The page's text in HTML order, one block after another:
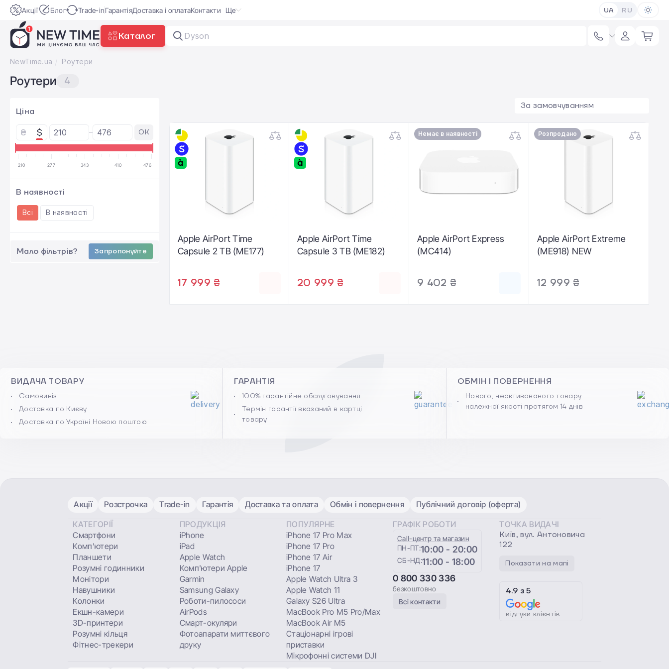
Акції Блог Trade-inГарантіяДоставка і оплатаКонтакти Ще UA RU
Каталог Dyson Airwra
NewTime.ua Роутери
Роутери 4
Ціна
₴ $ OK
210 277 343 410 476
В наявності
Всі В наявності
Мало фільтрів? Запропонуйте
За замовчуванням
Apple AirPort Time
Capsule 2 TB (ME177)
17 999 ₴
Apple AirPort Time
Capsule 3 TB (ME182)
20 999 ₴
Немає в наявності
Apple AirPort Express
(MC414)
9 402 ₴
Розпродано
Apple AirPort Extreme
(ME918) NEW
12 999 ₴
ВИДАЧА ТОВАРУ
Самовивіз
Доставка по Києву
Доставка по Україні Новою поштою
ГАРАНТІЯ
100% гарантійне обслуговування
Термін гарантії вказаний в картці
товару
ОБМІН І ПОВЕРНЕННЯ
Нового, неактивованого товару
належної якості протягом 14 днів
Акції Розстрочка Trade-in Гарантія Доставка та оплата Обмін і повернення Публічний договір (оферта)
КАТЕГОРІЇ
Смартфони
Комп'ютери
Планшети
Розумні годинники
Монітори
Навушники
Колонки
Екшн-камери
3D-принтери
Розумні кільця
Фітнес-трекери
ПРОДУКЦІЯ
iPhone
iPad
Apple Watch
Комп'ютери Apple
Garmin
Samsung Galaxy
Роботи-пилососи
AirPods
Смарт-окуляри
Фотоапарати миттєвого
друку
ПОПУЛЯРНЕ
iPhone 17 Pro Max
iPhone 17 Pro
iPhone 17 Air
iPhone 17
Apple Watch Ultra 3
Apple Watch 11
Galaxy S26 Ultra
MacBook Pro M5 Pro/Max
MacBook Air M5
Стаціонарні ігрові
приставки
Мікрофонні системи DJI
ГРАФІК РОБОТИ
Сall-центр та магазин
ПН-ПТ:10:00 - 20:00
СБ-НД:11:00 - 18:00
0 800 330 336
безкоштовно
Всі контакти
ТОЧКА ВИДАЧІ
Київ, вул. Антоновича
122
Показати на мапі
4.9 з5
відгуки клієнтів